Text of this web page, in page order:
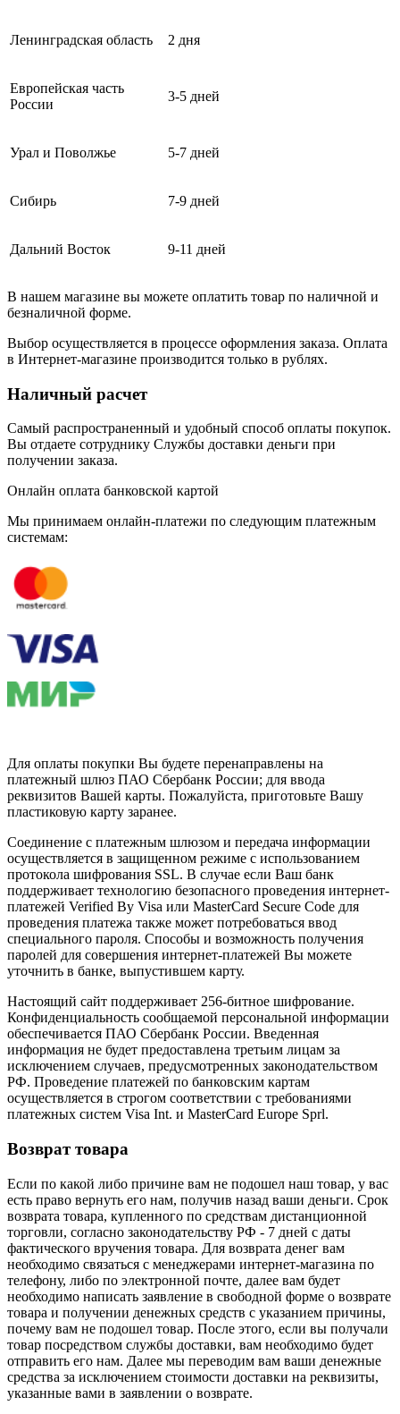
Ленинградская область 2 дня
Европейская часть
России
3-5 дней
Урал и Поволжье 5-7 дней
Сибирь 7-9 дней
Дальний Восток 9-11 дней
В нашем магазине вы можете оплатить товар по наличной и
безналичной форме.
Выбор осуществляется в процессе оформления заказа. Оплата
в Интернет-магазине производится только в рублях.
Наличный расчет
Самый распространенный и удобный способ оплаты покупок.
Вы отдаете сотруднику Службы доставки деньги при
получении заказа.
Онлайн оплата банковской картой
Мы принимаем онлайн-платежи по cледующим платежным
системам:
Для оплаты покупки Вы будете перенаправлены на
платежный шлюз ПАО Сбербанк России; для ввода
реквизитов Вашей карты. Пожалуйста, приготовьте Вашу
пластиковую карту заранее.
Соединение с платежным шлюзом и передача информации
осуществляется в защищенном режиме с использованием
протокола шифрования SSL. В случае если Ваш банк
поддерживает технологию безопасного проведения интернет-
платежей Verified By Visa или MasterCard Secure Code для
проведения платежа также может потребоваться ввод
специального пароля. Способы и возможность получения
паролей для совершения интернет-платежей Вы можете
уточнить в банке, выпустившем карту.
Настоящий сайт поддерживает 256-битное шифрование.
Конфиденциальность сообщаемой персональной информации
обеспечивается ПАО Сбербанк России. Введенная
информация не будет предоставлена третьим лицам за
исключением случаев, предусмотренных законодательством
РФ. Проведение платежей по банковским картам
осуществляется в строгом соответствии с требованиями
платежных систем Visa Int. и MasterCard Europe Sprl.
Возврат товара
Если по какой либо причине вам не подошел наш товар, у вас
есть право вернуть его нам, получив назад ваши деньги. Срок
возврата товара, купленного по средствам дистанционной
торговли, согласно законодательству РФ - 7 дней с даты
фактического вручения товара. Для возврата денег вам
необходимо связаться с менеджерами интернет-магазина по
телефону, либо по электронной почте, далее вам будет
необходимо написать заявление в свободной форме о возврате
товара и получении денежных средств с указанием причины,
почему вам не подошел товар. После этого, если вы получали
товар посредством службы доставки, вам необходимо будет
отправить его нам. Далее мы переводим вам ваши денежные
средства за исключением стоимости доставки на реквизиты,
указанные вами в заявлении о возврате.